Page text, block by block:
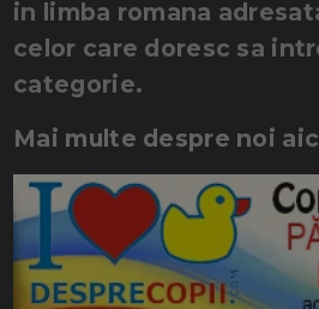
in limba romana
celor care doresc sa
categorie.
Mai multe despre noi